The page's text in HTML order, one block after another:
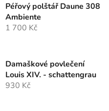
Péřový polštář Daune 308
Ambiente
1 700 Kč
Damaškové povlečení
Louis XIV. - schattengrau
930 Kč